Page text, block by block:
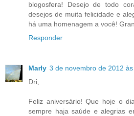
blogosfera! Desejo de todo
desejos de muita felicidade e
há uma homenagem a você!
Responder
Marly 3 de novembro de 2012
Dri,
Feliz aniversário! Que hoje o
sempre haja saúde e alegrias